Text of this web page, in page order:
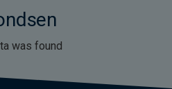
was found